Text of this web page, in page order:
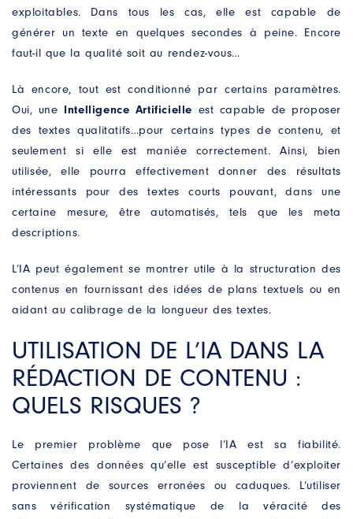
exploitables. Dans tous les cas, elle est capable de
générer un texte en quelques secondes à peine. Encore
faut-il que la qualité soit au rendez-vous…
Là encore, tout est conditionné par certains paramètres.
Oui, une Intelligence Artificielle est capable de proposer
des textes qualitatifs…pour certains types de contenu, et
seulement si elle est maniée correctement. Ainsi, bien
utilisée, elle pourra effectivement donner des résultats
intéressants pour des textes courts pouvant, dans une
certaine mesure, être automatisés, tels que les meta
descriptions.
L’IA peut également se montrer utile à la structuration des
contenus en fournissant des idées de plans textuels ou en
aidant au calibrage de la longueur des textes.
UTILISATION DE L’IA DANS LA
RÉDACTION DE CONTENU :
QUELS RISQUES ?
Le premier problème que pose l’IA est sa fiabilité.
Certaines des données qu’elle est susceptible d’exploiter
proviennent de sources erronées ou caduques. L’utiliser
sans vérification systématique de la véracité des
Contactez-nous